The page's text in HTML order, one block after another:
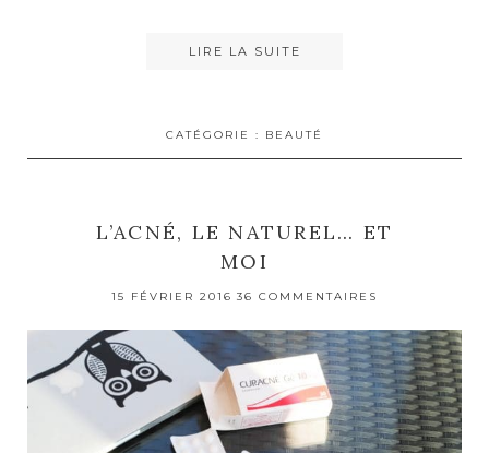
LIRE LA SUITE
CATÉGORIE : BEAUTÉ
L’ACNÉ, LE NATUREL… ET
MOI
15 FÉVRIER 2016 36 COMMENTAIRES